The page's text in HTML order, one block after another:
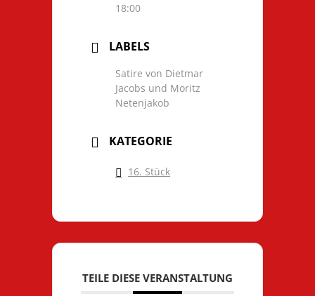
18:00
LABELS
Satire von Dietmar
Jacobs und Moritz
Netenjakob
KATEGORIE
16. Stück
TEILE DIESE VERANSTALTUNG